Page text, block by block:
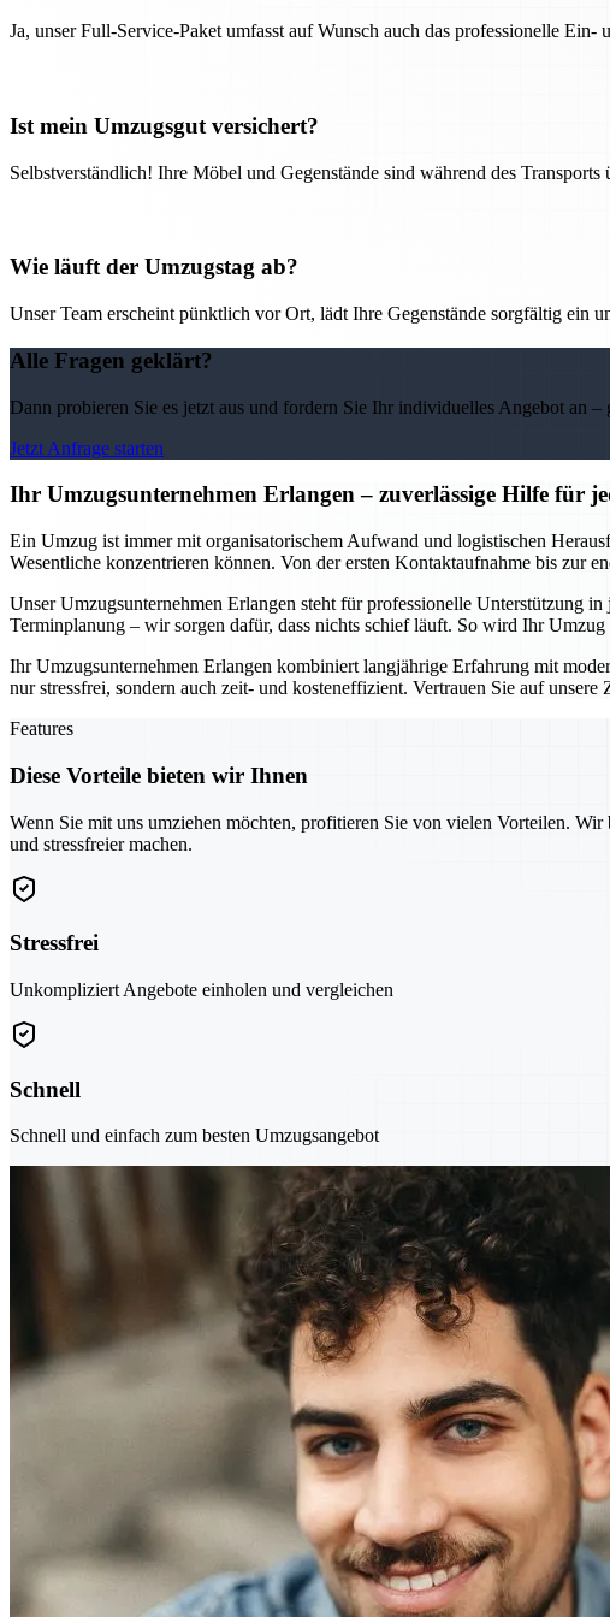
Ja, unser Full-Service-Paket umfasst auf Wunsch auch das professionelle Ein-
Ist mein Umzugsgut versichert?
Selbstverständlich! Ihre Möbel und Gegenstände sind während des Transports
Wie läuft der Umzugstag ab?
Unser Team erscheint pünktlich vor Ort, lädt Ihre Gegenstände sorgfältig ein
Alle Fragen geklärt?
Dann probieren Sie es jetzt aus und fordern Sie Ihr individuelles Angebot an –
Jetzt Anfrage starten
Ihr Umzugsunternehmen Erlangen – zuverlässige Hilfe für
Ein Umzug ist immer mit organisatorischem Aufwand und logistischen
Wesentliche konzentrieren können. Von der ersten Kontaktaufnahme bis zur
Unser Umzugsunternehmen Erlangen steht für professionelle Unterstützung
Terminplanung – wir sorgen dafür, dass nichts schief läuft. So wird Ihr Umzug
Ihr Umzugsunternehmen Erlangen kombiniert langjährige Erfahrung mit
nur stressfrei, sondern auch zeit- und kosteneffizient. Vertrauen Sie auf
Features
Diese Vorteile bieten wir Ihnen
Wenn Sie mit uns umziehen möchten, profitieren Sie von vielen Vorteilen.
und stressfreier machen.
Stressfrei
Unkompliziert Angebote einholen und vergleichen
Schnell
Schnell und einfach zum besten Umzugsangebot